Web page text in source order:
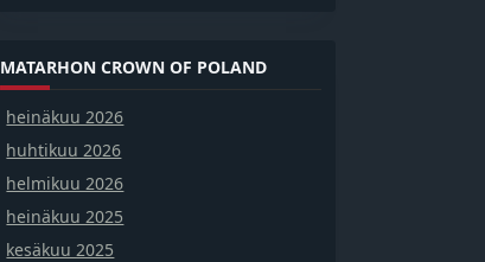
MATARHON CROWN OF POLAND
heinäkuu 2026
huhtikuu 2026
helmikuu 2026
heinäkuu 2025
kesäkuu 2025